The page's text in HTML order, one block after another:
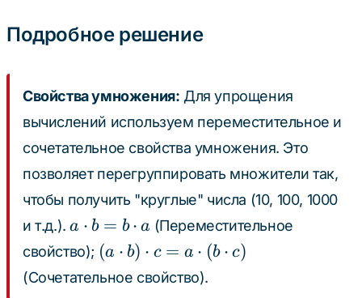
\cdot
3600
4) =
20 =
1120
4)
\cdot
1000
\cdot
47000
50 =
24
(6
50)
= 24
\cdot
300
7200
Подробное решение
Свойства умножения: Для упрощения
вычислений используем переместительное и
сочетательное свойства умножения. Это
позволяет перегруппировать множители так,
чтобы получить "круглые" числа (10, 100, 1000
и т.д.).a
\cdot
b = b
\cdot
a ⋅ b = b ⋅ a (Переместительное
свойство); (a
\cdot
(a ⋅ b) ⋅ c = a ⋅ (b ⋅ c)
(Сочетательное свойство).